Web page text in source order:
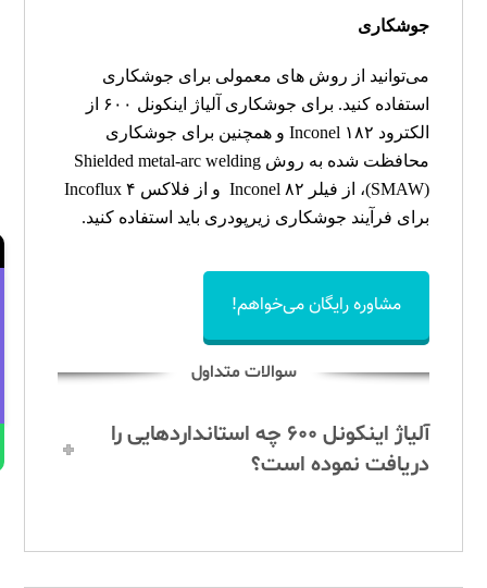
جوشکاری
می‌توانید از روش های معمولی برای جوشکاری
استفاده کنید. برای جوشکاری آلیاژ
اینکونل ۶۰۰
از
الکترود Inconel ۱۸۲ و همچنین برای جوشکاری
محافظت شده به روشShielded metal-arc welding
(SMAW)، از فیلر Inconel ۸۲ و از فلاکس Incoflux ۴
برای فرآیند جوشکاری زیرپودری باید استفاده کنید.
مشاوره رایگان می‌خواهم!
سوالات متداول
آلیاژ اینکونل ۶۰۰ چه استانداردهایی را
دریافت نموده است؟